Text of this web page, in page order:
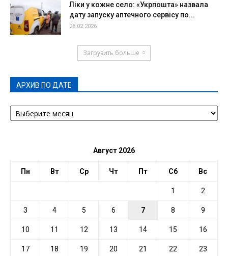
Ліки у кожне село: «Укрпошта» назвала
дату запуску аптечного сервісу по...
28.02.2026
Загрузить больше
АРХИВ ПО ДАТЕ
АРХИВ
ПО
Август 2026
Пн Вт Ср Чт Пт Сб Вс
1 2
3 4 5 6 7 8 9
10 11 12 13 14 15 16
17 18 19 20 21 22 23